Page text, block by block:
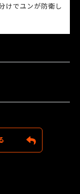
けでユンが防衛し